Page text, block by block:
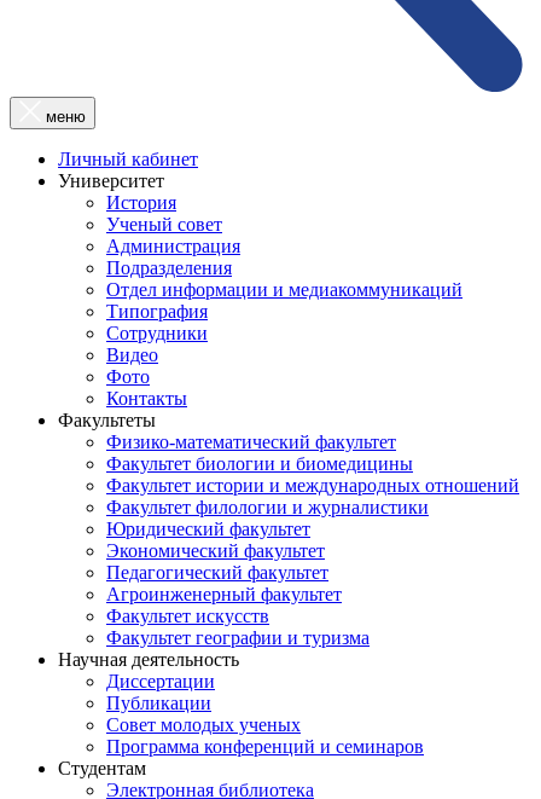
меню
Личный кабинет
Университет
История
Ученый совет
Администрация
Подразделения
Отдел информации и медиакоммуникаций
Типография
Сотрудники
Видео
Фото
Контакты
Факультеты
Физико-математический факультет
Факультет биологии и биомедицины
Факультет истории и международных отношений
Факультет филологии и журналистики
Юридический факультет
Экономический факультет
Педагогический факультет
Агроинженерный факультет
Факультет искусств
Факультет географии и туризма
Научная деятельность
Диссертации
Публикации
Совет молодых ученых
Программа конференций и семинаров
Студентам
Электронная библиотека